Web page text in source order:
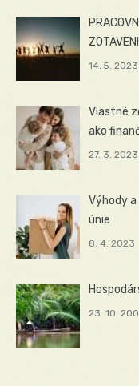
14. 5. 2023
Vlastné
ako
27. 3. 2023
Výhody
únie
8. 4. 2023
23. 10.